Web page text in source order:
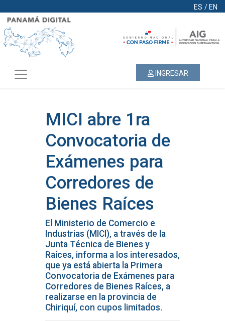
ES / EN
INGRESAR
MICI abre 1ra
Convocatoria de
Exámenes para
Corredores de
Bienes Raíces
El Ministerio de Comercio e
Industrias (MICI), a través de la
Junta Técnica de Bienes y
Raíces, informa a los interesados,
que ya está abierta la Primera
Convocatoria de Exámenes para
Corredores de Bienes Raíces, a
realizarse en la provincia de
Chiriquí, con cupos limitados.